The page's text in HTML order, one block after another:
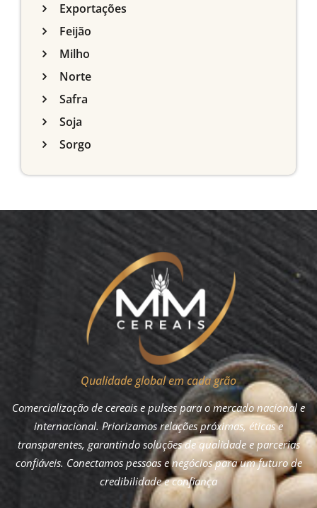
Exportações
Feijão
Milho
Norte
Safra
Soja
Sorgo
Qualidade global em cada grão
Comercialização de cereais e pulses para o mercado nacional e
internacional. Priorizamos relações próximas, éticas e
transparentes, garantindo soluções de qualidade e parcerias
confiáveis. Conectamos pessoas e negócios para um futuro de
credibilidade e confiança